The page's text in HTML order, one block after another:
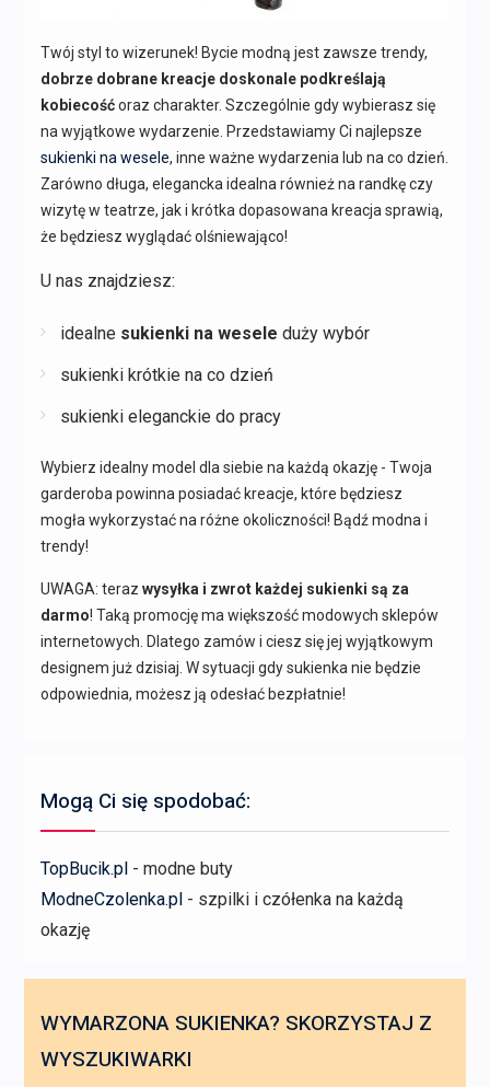
Twój styl to wizerunek! Bycie modną jest zawsze trendy,
dobrze dobrane kreacje doskonale podkreślają
kobiecośćoraz charakter. Szczególnie gdy wybierasz się
na wyjątkowe wydarzenie. Przedstawiamy Ci najlepsze
sukienki na wesele, inne ważne wydarzenia lub na co dzień.
Zarówno długa, elegancka idealna również na randkę czy
wizytę w teatrze, jak i krótka dopasowana kreacja sprawią,
że będziesz wyglądać olśniewająco!
U nas znajdziesz:
idealne sukienki na wesele duży wybór
sukienki krótkie na co dzień
sukienki eleganckie do pracy
Wybierz idealny model dla siebie na każdą okazję - Twoja
garderoba powinna posiadać kreacje, które będziesz
mogła wykorzystać na różne okoliczności! Bądź modna i
trendy!
UWAGA: teraz wysyłka i zwrot każdej sukienki są za
darmo! Taką promocję ma większość modowych sklepów
internetowych. Dlatego zamów i ciesz się jej wyjątkowym
designem już dzisiaj. W sytuacji gdy sukienka nie będzie
odpowiednia, możesz ją odesłać bezpłatnie!
Mogą Ci się spodobać:
TopBucik.pl- modne buty
ModneCzolenka.pl- szpilki i czółenka na każdą
okazję
WYMARZONA SUKIENKA? SKORZYSTAJ Z
WYSZUKIWARKI